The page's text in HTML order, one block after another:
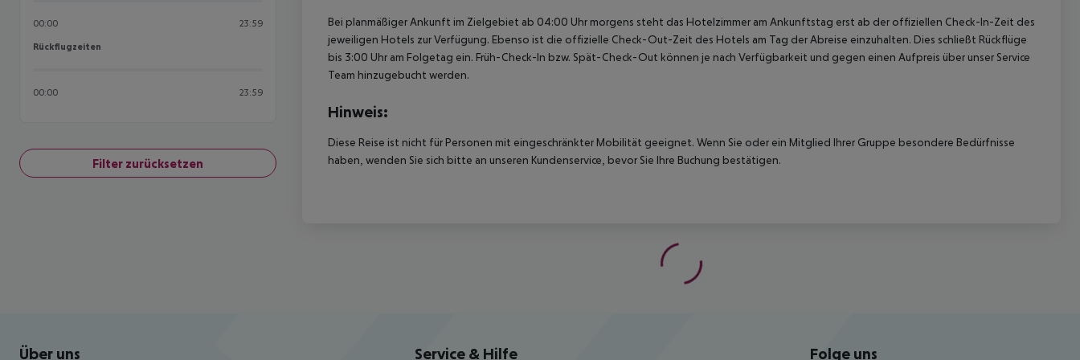
00:00 23:59
Rückflugzeiten
Rückflugzeiten
00:00 23:59
Filter zurücksetzen
Bei planmäßiger Ankunft im Zielgebiet ab 04:00 Uhr morgens steht das Hotelzimmer am Ankunftstag erst ab der offiziellen Check-In-Zeit des
jeweiligen Hotels zur Verfügung. Ebenso ist die offizielle Check-Out-Zeit des Hotels am Tag der Abreise einzuhalten. Dies schließt Rückflüge
bis 3:00 Uhr am Folgetag ein. Früh-Check-In bzw. Spät-Check-Out können je nach Verfügbarkeit und gegen einen Aufpreis über unser Service
Team hinzugebucht werden.
Hinweis:
Diese Reise ist nicht für Personen mit eingeschränkter Mobilität geeignet. Wenn Sie oder ein Mitglied Ihrer Gruppe besondere Bedürfnisse
haben, wenden Sie sich bitte an unseren Kundenservice, bevor Sie Ihre Buchung bestätigen.
Footer navigation
Über uns Service & Hilfe Folge uns